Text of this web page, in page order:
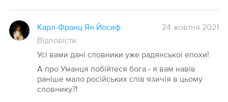
Карл-Франц Ян Йосиф
24 жовтня 2021
Відповісти
Усі вами дані словники уже радянської епохи!
А про Уманця побійтеся бога - я вам навів
раніше мало російських слів язичія в цьому
словнику?!